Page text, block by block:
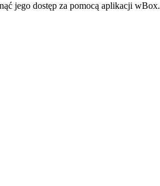
jego dostęp za pomocą aplikacji wBox.